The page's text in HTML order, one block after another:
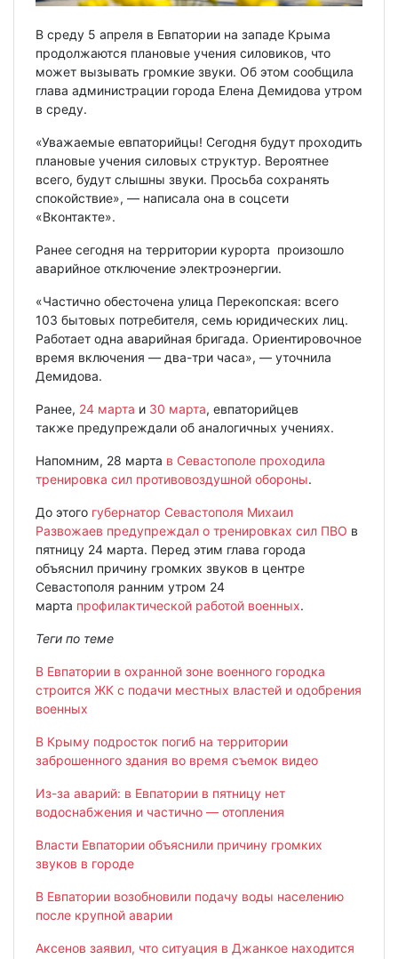
В среду 5 апреля в Евпатории на западе Крыма
продолжаются плановые учения силовиков, что
может вызывать громкие звуки. Об этом сообщила
глава администрации города Елена Демидова утром
в среду.
«Уважаемые евпаторийцы! Сегодня будут проходить
плановые учения силовых структур. Вероятнее
всего, будут слышны звуки. Просьба сохранять
спокойствие», — написала она в соцсети
«Вконтакте».
Ранее сегодня на территории курорта произошло
аварийное отключение электроэнергии.
«Частично обесточена улица Перекопская: всего
103 бытовых потребителя, семь юридических лиц.
Работает одна аварийная бригада. Ориентировочное
время включения — два-три часа», — уточнила
Демидова.
Ранее, 24 марта и 30 марта, евпаторийцев
также предупреждали об аналогичных учениях.
Напомним, 28 марта в Севастополе проходила
тренировка сил противовоздушной обороны.
До этого губернатор Севастополя Михаил
Развожаев предупреждал о тренировках сил ПВО в
пятницу 24 марта. Перед этим глава города
объяснил причину громких звуков в центре
Севастополя ранним утром 24
марта профилактической работой военных.
Теги по теме
В Евпатории в охранной зоне военного городка
строится ЖК с подачи местных властей и одобрения
военных
В Крыму подросток погиб на территории
заброшенного здания во время съемок видео
Из-за аварий: в Евпатории в пятницу нет
водоснабжения и частично — отопления
Власти Евпатории объяснили причину громких
звуков в городе
В Евпатории возобновили подачу воды населению
после крупной аварии
Аксенов заявил, что ситуация в Джанкое находится